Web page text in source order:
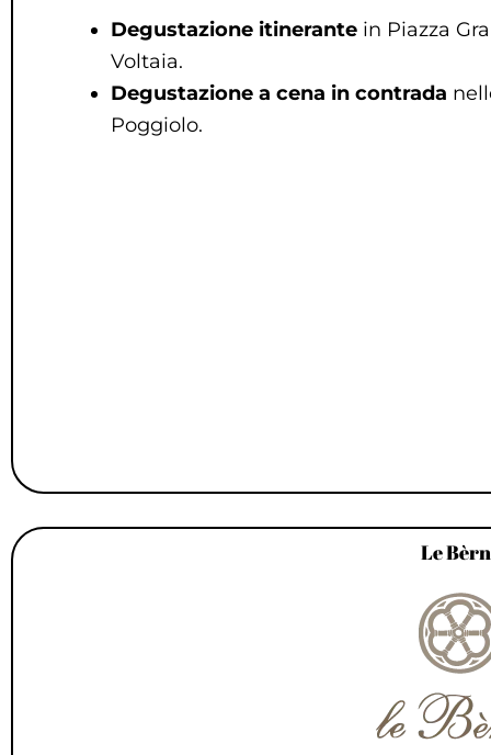
Degustazione itinerante in Piazza
Voltaia.
Degustazione a cena in contrada
Poggiolo.
Le